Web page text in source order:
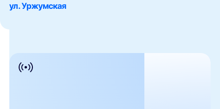
ул. Уржумская